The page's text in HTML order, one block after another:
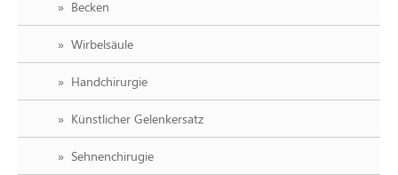
Becken
Wirbelsäule
Handchirurgie
Künstlicher Gelenkersatz
Sehnenchirugie